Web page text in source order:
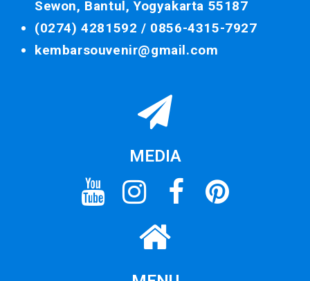
Sewon, Bantul, Yogyakarta 55187
(0274) 4281592 / 0856-4315-7927
kembarsouvenir@gmail.com
MEDIA